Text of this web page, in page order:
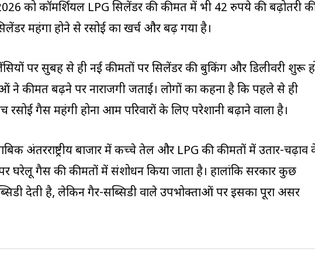
को कॉमर्शियल LPG सिलेंडर की कीमत में भी 42 रुपये की बढ़ोतरी
महंगा होने से रसोई का खर्च और बढ़ गया है।
पर सुबह से ही नई कीमतों पर सिलेंडर की बुकिंग और डिलीवरी शुरू
ने कीमत बढ़ने पर नाराजगी जताई। लोगों का कहना है कि पहले से ही
रसोई गैस महंगी होना आम परिवारों के लिए परेशानी बढ़ाने वाला है।
अंतरराष्ट्रीय बाजार में कच्चे तेल और LPG की कीमतों में उतार-चढ़ाव
घरेलू गैस की कीमतों में संशोधन किया जाता है। हालांकि सरकार कुछ
देती है, लेकिन गैर-सब्सिडी वाले उपभोक्ताओं पर इसका पूरा असर